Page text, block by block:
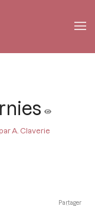
A. Claverie
Partager